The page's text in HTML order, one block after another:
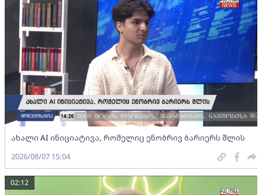
ახალი AI ინიციატივა, რომელიც ენობრივ ბარიერს შლის
2026/08/07 15:04
02:12